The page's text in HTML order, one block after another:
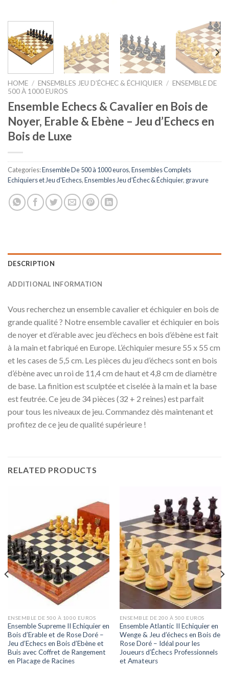
HOME / ENSEMBLES JEU D’ÉCHEC & ÉCHIQUIER / ENSEMBLE DE
500 À 1000 EUROS
Ensemble Echecs & Cavalier en Bois de
Noyer, Erable & Ebène – Jeu d’Echecs en
Bois de Luxe
Categories:Ensemble De 500 à 1000 euros,Ensembles Complets
Echiquiers et Jeu d'Echecs,Ensembles Jeu d’Échec & Échiquier, gravure
DESCRIPTION
ADDITIONAL INFORMATION
Vous recherchez un ensemble cavalier et échiquier en bois de
grande qualité ? Notre ensemble cavalier et échiquier en bois
de noyer et d’érable avec jeu d’échecs en bois d’ébène est fait
à la main et fabriqué en Europe. L’échiquier mesure 55 x 55 cm
et les cases de 5,5 cm. Les pièces du jeu d’échecs sont en bois
d’ébène avec un roi de 11,4 cm de haut et 4,8 cm de diamètre
de base. La finition est sculptée et ciselée à la main et la base
est feutrée. Ce jeu de 34 pièces (32 + 2 reines) est parfait
pour tous les niveaux de jeu. Commandez dès maintenant et
profitez de ce jeu de qualité supérieure !
RELATED PRODUCTS
ENSEMBLE DE 500 À 1000 EUROS
Ensemble Supreme II Echiquier en
Bois d’Erable et de Rose Doré –
Jeu d’Echecs en Bois d’Ebène et
Buis avec Coffret de Rangement
en Placage de Racines
ENSEMBLE DE 200 À 500 EUROS
Ensemble Atlantic II Echiquier en
Wenge & Jeu d’échecs en Bois de
Rose Doré – Idéal pour les
Joueurs d’Échecs Professionnels
et Amateurs